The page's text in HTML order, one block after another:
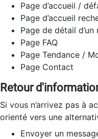
Page d’accueil /
Page d’accueil
Page de détail d’un
Page FAQ
Page Tendance /
Page Contact
Retour
Si vous n’arrivez pas à
orienté vers une
Envoyer un